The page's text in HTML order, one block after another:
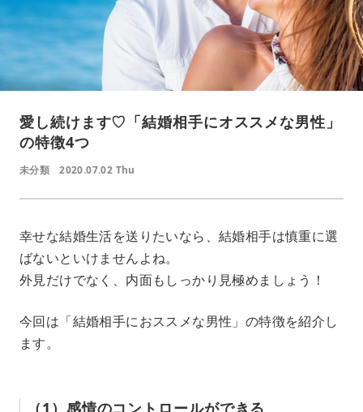
愛し続けます♡「結婚相手にオススメな男性」
の特徴4つ
未分類 2020.07.02 Thu
幸せな結婚生活を送りたいなら、結婚相手は慎重に選
ばないといけませんよね。
外見だけでなく、内面もしっかり見極めましょう！
今回は「結婚相手におススメな男性」の特徴を紹介し
ます。
（1）感情のコントロールができる